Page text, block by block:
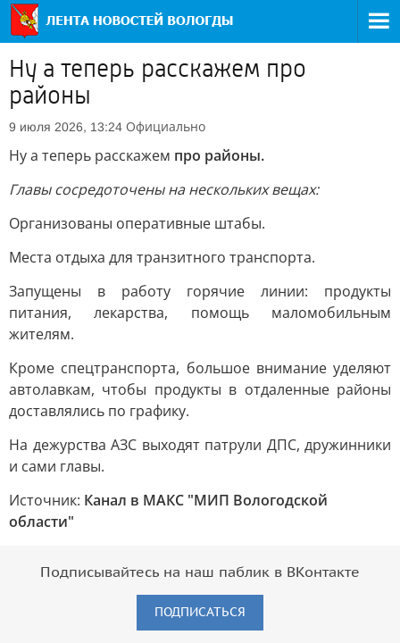
Ну а теперь расскажем про
районы
9 июля 2026, 13:24 Официально
Ну а теперь расскажем про районы.
Главы сосредоточены на нескольких вещах:
Организованы оперативные штабы.
Места отдыха для транзитного транспорта.
Запущены в работу горячие линии: продукты
питания, лекарства, помощь маломобильным
жителям.
Кроме спецтранспорта, большое внимание уделяют
автолавкам, чтобы продукты в отдаленные районы
доставлялись по графику.
На дежурства АЗС выходят патрули ДПС, дружинники
и сами главы.
Источник: Канал в МАКС "МИП Вологодской
области"
Подписывайтесь на наш паблик в ВКонтакте
ПОДПИСАТЬСЯ